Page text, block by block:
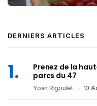
DERNIERS ARTICLES
Prenez de la
parcs du 47
Yoan Rigoulet 10